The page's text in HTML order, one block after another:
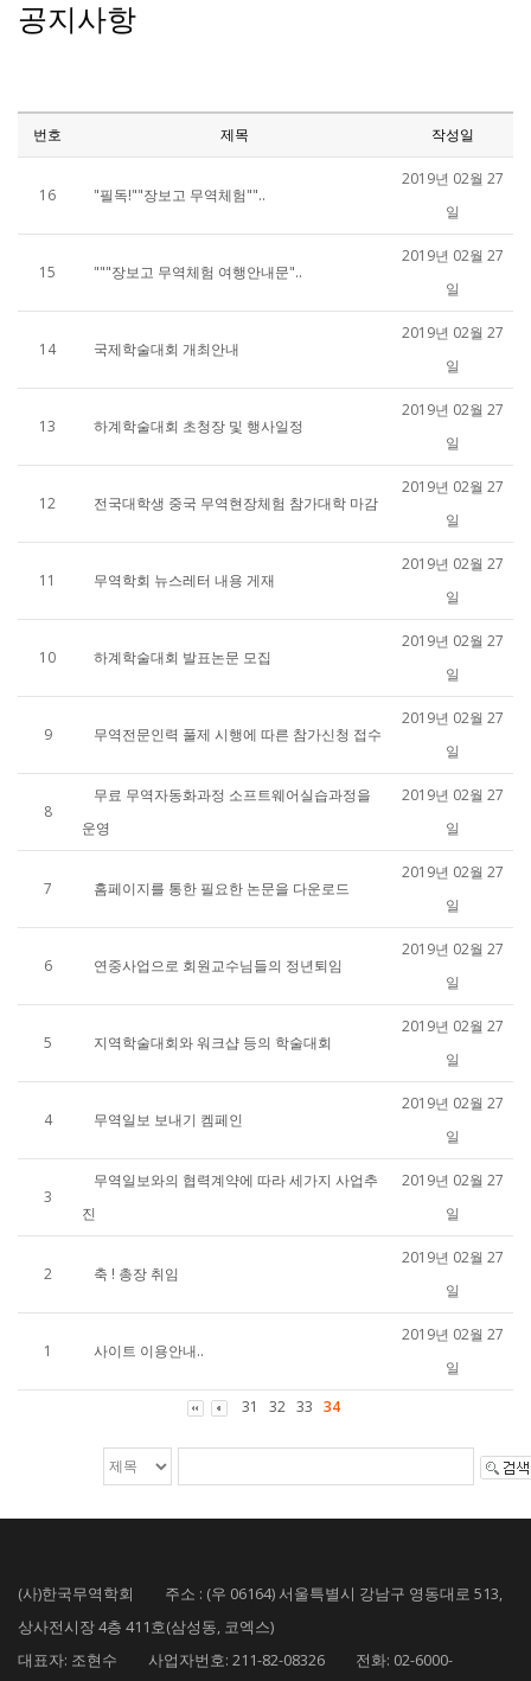
공지사항
번호 제목 작성일
16 "필독!""장보고 무역체험""..
2019년 02월 27
일
15 """장보고 무역체험 여행안내문"..
2019년 02월 27
일
14 국제학술대회 개최안내
2019년 02월 27
일
13 하계학술대회 초청장 및 행사일정
2019년 02월 27
일
12 전국대학생 중국 무역현장체험 참가대학 마감
2019년 02월 27
일
11 무역학회 뉴스레터 내용 게재
2019년 02월 27
일
10 하계학술대회 발표논문 모집
2019년 02월 27
일
9 무역전문인력 풀제 시행에 따른 참가신청 접수
2019년 02월 27
일
8
무료 무역자동화과정 소프트웨어실습과정을
운영
2019년 02월 27
일
7 홈페이지를 통한 필요한 논문을 다운로드
2019년 02월 27
일
6 연중사업으로 회원교수님들의 정년퇴임
2019년 02월 27
일
5 지역학술대회와 워크샵 등의 학술대회
2019년 02월 27
일
4 무역일보 보내기 켐페인
2019년 02월 27
일
3
무역일보와의 협력계약에 따라 세가지 사업추
진
2019년 02월 27
일
2 축 ! 총장 취임
2019년 02월 27
일
1 사이트 이용안내..
2019년 02월 27
일
31
32 33 34
(사)한국무역학회 주소 : (우 06164) 서울특별시 강남구 영동대로 513,
상사전시장 4층 411호(삼성동, 코엑스)
대표자: 조현수 사업자번호: 211-82-08326 전화: 02-6000-